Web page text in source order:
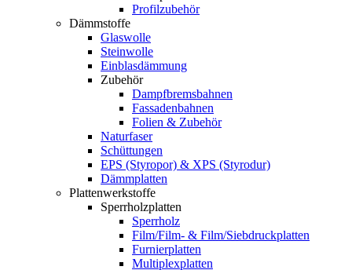
Profilzubehör
Dämmstoffe
Glaswolle
Steinwolle
Einblasdämmung
Zubehör
Dampfbremsbahnen
Fassadenbahnen
Folien & Zubehör
Naturfaser
Schüttungen
EPS (Styropor) & XPS (Styrodur)
Dämmplatten
Plattenwerkstoffe
Sperrholzplatten
Sperrholz
Film/Film- & Film/Siebdruckplatten
Furnierplatten
Multiplexplatten